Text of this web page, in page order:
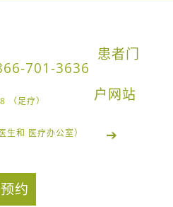
701-3636
足疗）
和 医疗办公室）
患者门
户网站
➔
预约